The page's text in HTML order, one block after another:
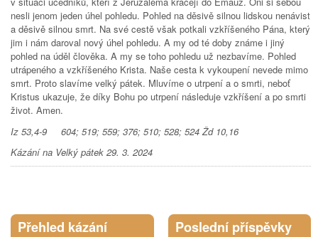
nesli jenom jeden úhel pohledu. Pohled na děsivě silnou lidskou nenávist
a děsivě silnou smrt. Na své cestě však potkali vzkříšeného Pána, který
jim i nám daroval nový úhel pohledu. A my od té doby známe i jiný
pohled na úděl člověka. A my se toho pohledu už nezbavíme. Pohled
utrápeného a vzkříšeného Krista. Naše cesta k vykoupení nevede mimo
smrt. Proto slavíme velký pátek. Mluvíme o utrpení a o smrti, neboť
Kristus ukazuje, že díky Bohu po utrpení následuje vzkříšení a po smrti
život. Amen.
Iz 53,4-9 604; 519; 559; 376; 510; 528; 524 Žd 10,16
Kázání na Velký pátek 29. 3. 2024
Přehled kázání Poslední příspěvky